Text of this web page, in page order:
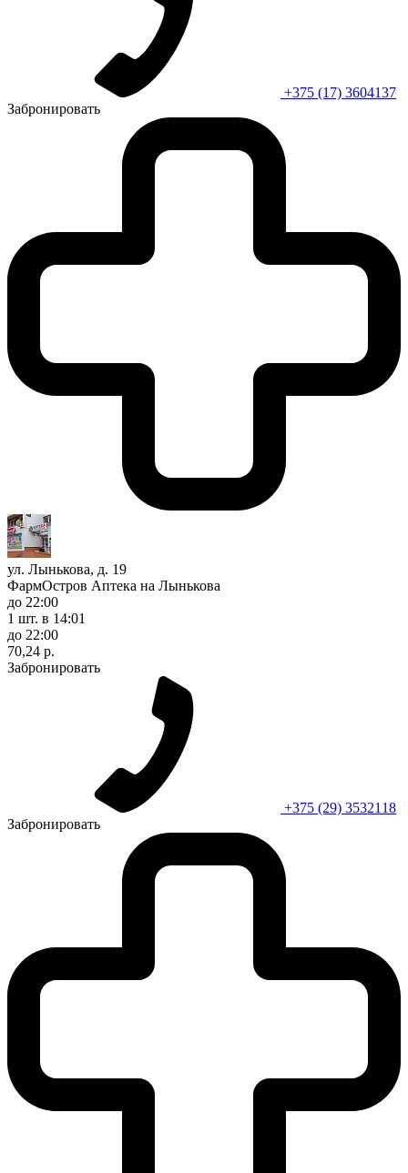
+375 (17) 3604137
Забронировать
ул. Лынькова, д. 19
ФармОстров Аптека на Лынькова
до 22:00
1 шт. в 14:01
до 22:00
70,24 р.
Забронировать
+375 (29) 3532118
Забронировать